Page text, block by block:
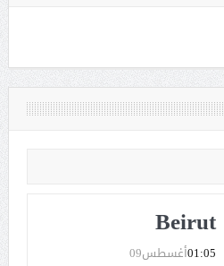
Beirut
أغسطس0901:05